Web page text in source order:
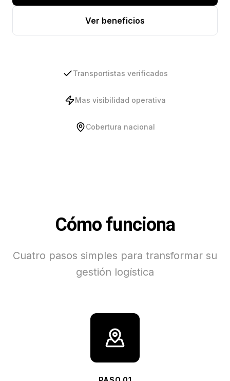
Ver beneficios
Transportistas verificados
Mas visibilidad operativa
Cobertura nacional
Cómo funciona
Cuatro pasos simples para transformar su
gestión logística